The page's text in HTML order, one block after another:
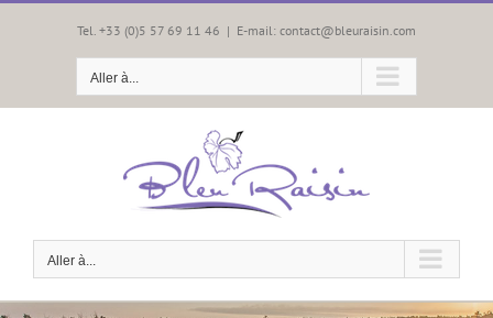
Passer
Tel. +33 (0)5 57 69 11 46 | E-mail: contact@bleuraisin.com
Aller à...
Aller à...